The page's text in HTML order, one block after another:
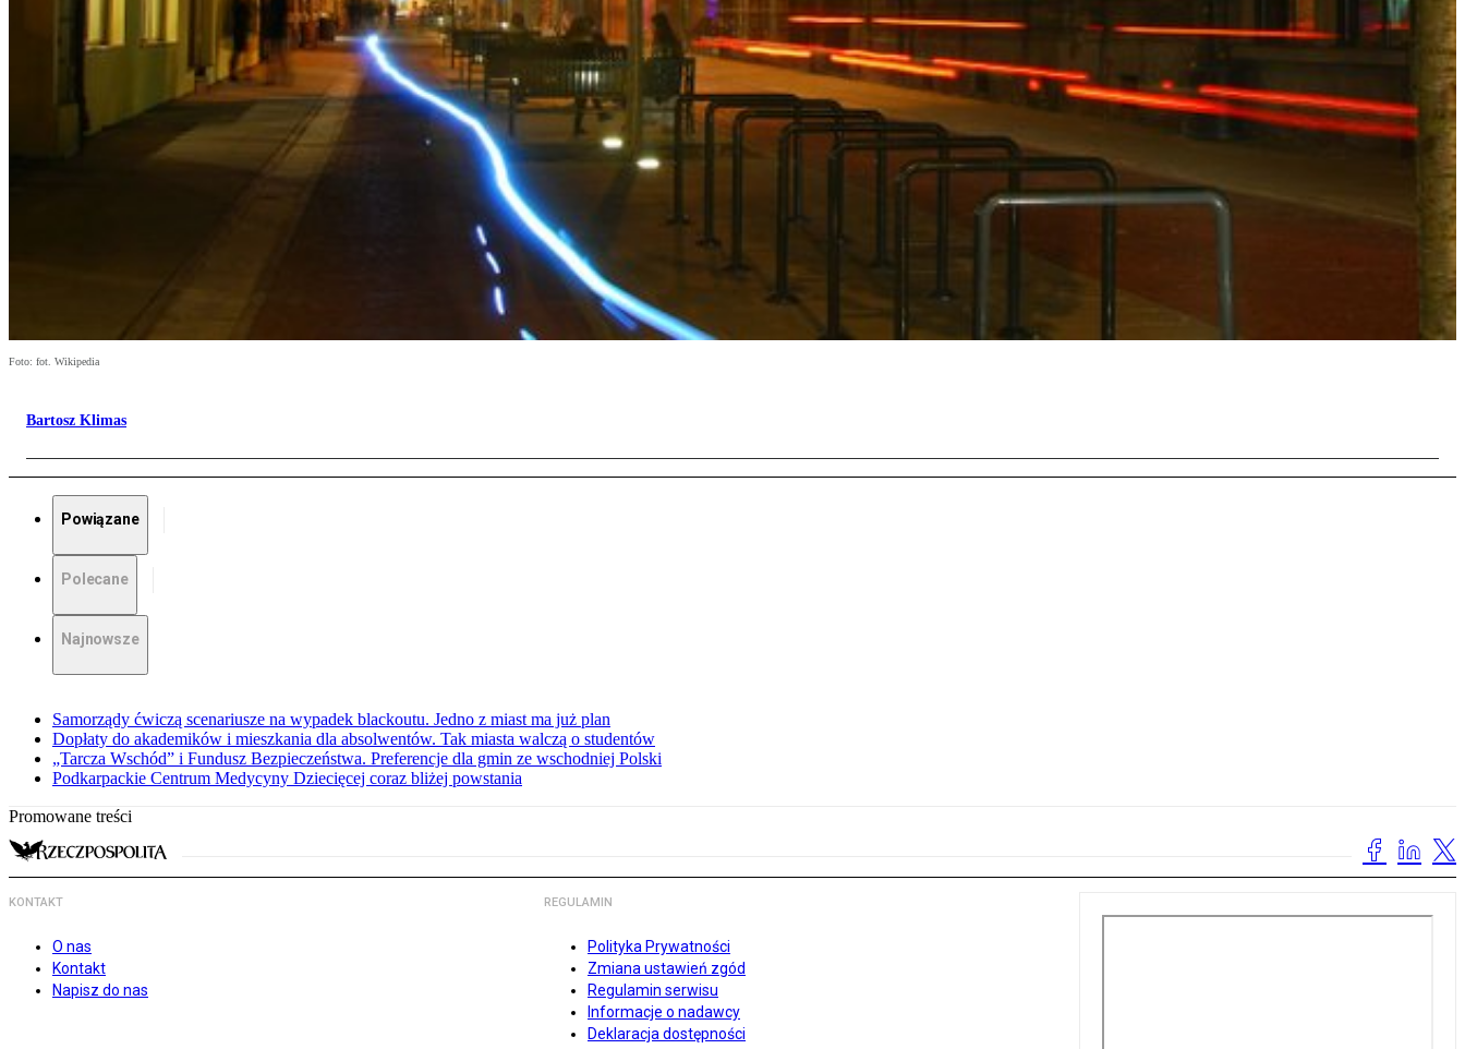
Foto: fot. Wikipedia
Bartosz Klimas
Powiązane
Polecane
Najnowsze
Samorządy ćwiczą scenariusze na wypadek blackoutu. Jedno z miast ma już plan
Dopłaty do akademików i mieszkania dla absolwentów. Tak miasta walczą o studentów
„Tarcza Wschód” i Fundusz Bezpieczeństwa. Preferencje dla gmin ze wschodniej Polski
Podkarpackie Centrum Medycyny Dziecięcej coraz bliżej powstania
Promowane treści
KONTAKT
O nas
Kontakt
Napisz do nas
REGULAMIN
Polityka Prywatności
Zmiana ustawień zgód
Regulamin serwisu
Informacje o nadawcy
Deklaracja dostępności